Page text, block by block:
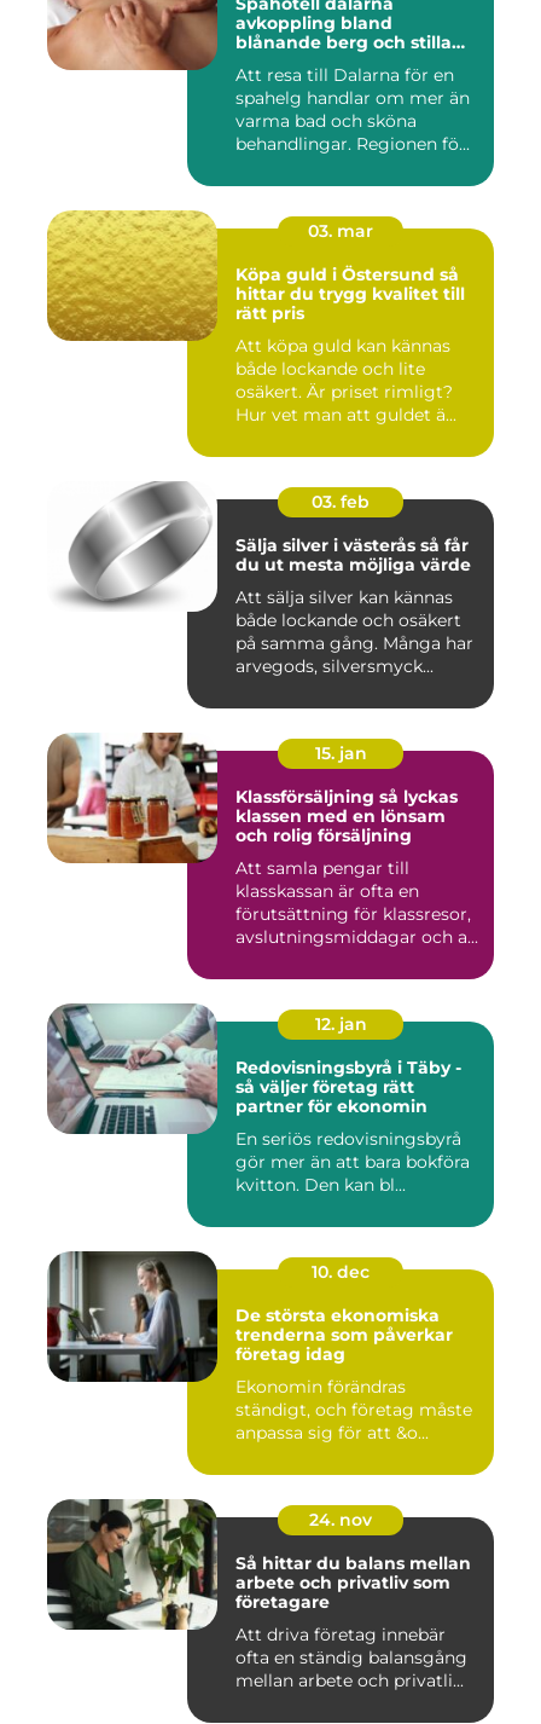
avkoppling bland
blånande berg och stilla
Att resa till Dalarna för en
spahelg handlar om mer än
varma bad och sköna
behandlingar. Regionen fö...
03. mar
Köpa guld i Östersund så
hittar du trygg kvalitet till
rätt pris
Att köpa guld kan kännas
både lockande och lite
osäkert. Är priset rimligt?
Hur vet man att guldet ä...
03. feb
Sälja silver i västerås så får
du ut mesta möjliga värde
Att sälja silver kan kännas
både lockande och osäkert
på samma gång. Många har
arvegods, silversmyck...
15. jan
Klassförsäljning så lyckas
klassen med en lönsam
och rolig försäljning
Att samla pengar till
klasskassan är ofta en
förutsättning för klassresor,
avslutningsmiddagar och a...
12. jan
Redovisningsbyrå i Täby -
så väljer företag rätt
partner för ekonomin
En seriös redovisningsbyrå
gör mer än att bara bokföra
kvitton. Den kan bl...
10. dec
De största ekonomiska
trenderna som påverkar
företag idag
Ekonomin förändras
ständigt, och företag måste
anpassa sig för att &o...
24. nov
Så hittar du balans mellan
arbete och privatliv som
företagare
Att driva företag innebär
ofta en ständig balansgång
mellan arbete och privatli...